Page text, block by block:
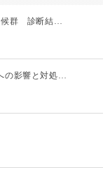
候群 診断結…
の影響と対処…